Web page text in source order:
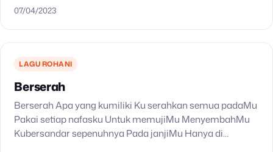
07/04/2023
LAGU ROHANI
Berserah
Berserah Apa yang kumiliki Ku serahkan semua padaMu
Pakai setiap nafasku Untuk memujiMu MenyembahMu
Kubersandar sepenuhnya Pada janjiMu Hanya di